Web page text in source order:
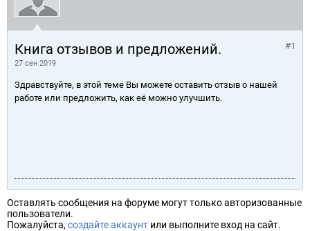
Книга отзывов и предложений.
27 сен 2019
#1
Здравствуйте, в этой теме Вы можете оставить отзыв о нашей
работе или предложить, как её можно улучшить.
Оставлять сообщения на форуме могут только авторизованные
пользователи.
Пожалуйста, создайте аккаунт или выполните вход на сайт.